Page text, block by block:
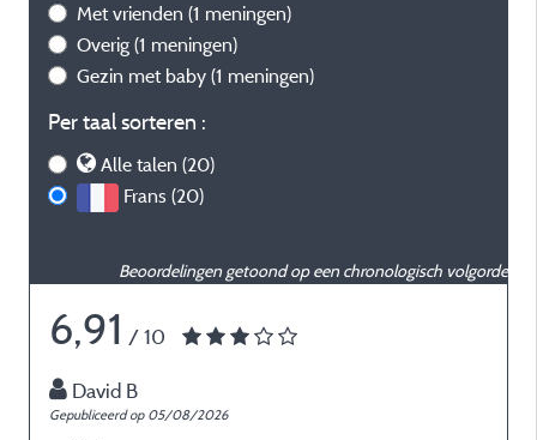
Met vrienden (1 meningen)
Overig (1 meningen)
Gezin met baby (1 meningen)
Per taal sorteren :
Alle talen (20)
Frans (20)
Beoordelingen getoond op een chronologisch volgorde
6,91 / 10
David B
Gepubliceerd op 05/08/2026